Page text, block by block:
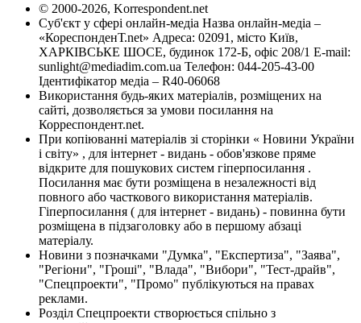
© 2000-2026, Korrespondent.net
Суб'єкт у сфері онлайн-медіа Назва онлайн-медіа –
«КореспонденТ.net» Адреса: 02091, місто Київ,
ХАРКІВСЬКЕ ШОСЕ, будинок 172-Б, офіс 208/1 E-mail:
sunlight@mediadim.com.ua Телефон: 044-205-43-00
Ідентифікатор медіа – R40-06068
Використання будь-яких матеріалів, розміщених на
сайті, дозволяється за умови посилання на
Корреспондент.net.
При копіюванні матеріалів зі сторінки « Новини України
і світу» , для інтернет - видань - обов'язкове пряме
відкрите для пошукових систем гіперпосилання .
Посилання має бути розміщена в незалежності від
повного або часткового використання матеріалів.
Гіперпосилання ( для інтернет - видань) - повинна бути
розміщена в підзаголовку або в першому абзаці
матеріалу.
Новини з позначками "Думка", "Експертиза", "Заява",
"Регіони", "Гроші", "Влада", "Вибори", "Тест-драйв",
"Спецпроекти", "Промо" публікуються на правах
реклами.
Розділ Спецпроекти створюється спільно з